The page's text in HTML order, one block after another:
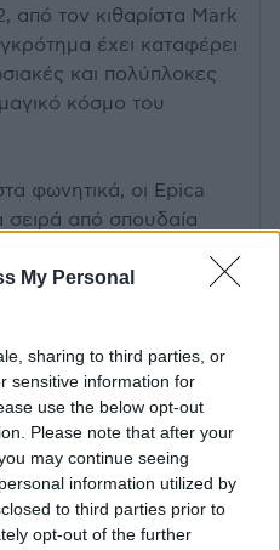
My Personal
sharing to third parties, or
sensitive information for
use the below opt-out
Please note that after your
may continue seeing
information utilized by
to third parties prior to
opt-out of the further
από τον κιθαρίστα Mark
έχει καταφέρει
και πολύπλοκες
κόσμο του
φωνητικά, οι Epica
σειρά από σπουδαία
"The Holographic
ως μια από τις
ακόμα υπέροχο
αποθεώθηκε από
ότι
περίοδο της